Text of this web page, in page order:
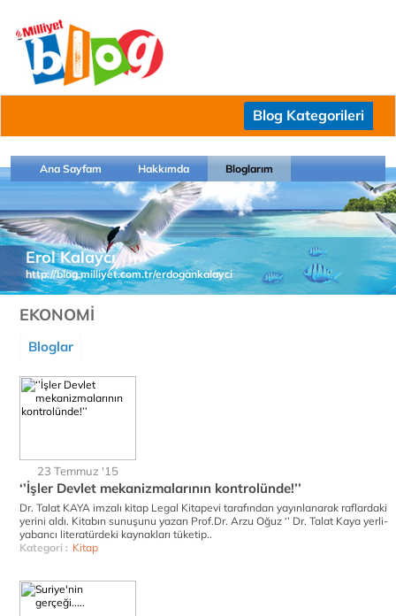
Blog Kategorileri
Ana Sayfam Hakkımda Bloglarım
Erol Kalaycı
http://blog.milliyet.com.tr/erdogankalayci
EKONOMİ
Bloglar
23 Temmuz '15
‘’İşler Devlet mekanizmalarının kontrolünde!’’
Dr. Talat KAYA imzalı kitap Legal Kitapevi tarafından yayınlanarak raflardaki
yerini aldı. Kitabın sunuşunu yazan Prof.Dr. Arzu Oğuz ‘’ Dr. Talat Kaya yerli-
yabancı literatürdeki kaynakları tüketip..
Kategori : Kitap